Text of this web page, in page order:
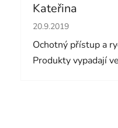
Kateřina
Hodnocení obchodu
20.9.2019
Ochotný přístup a
Produkty vypadají